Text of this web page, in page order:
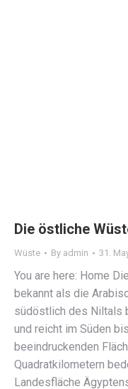
Die östliche
Wüste By admin 31.
You are here: Home
bekannt als die
südöstlich des Niltals
und reicht im Süden
beeindruckenden
Quadratkilometern
Landesfläche